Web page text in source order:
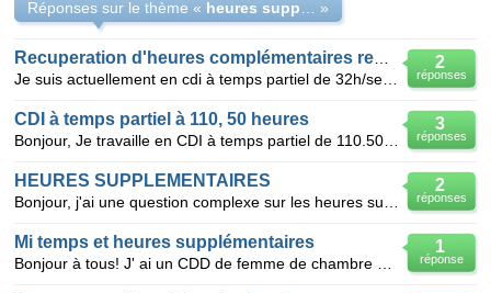
Réponses sur le thème « »
2
réponses
3
réponses
CDI à temps partiel à 110, 50 heures
2
réponses
HEURES SUPPLEMENTAIRES
1
réponse
Mi temps et heures supplémentaires